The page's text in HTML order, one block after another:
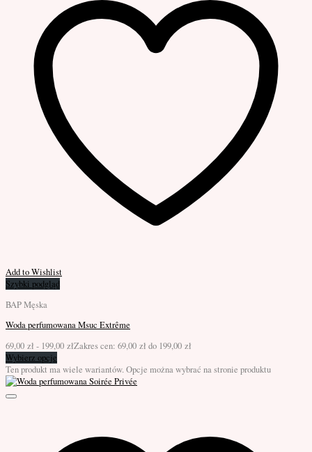
Add to Wishlist
Szybki podgląd
BAP Męska
Woda perfumowana Msuc Extrême
69,00 zł - 199,00 złZakres cen: 69,00 zł do 199,00 zł
Wybierz opcje
Ten produkt ma wiele wariantów. Opcje można wybrać na stronie produktu